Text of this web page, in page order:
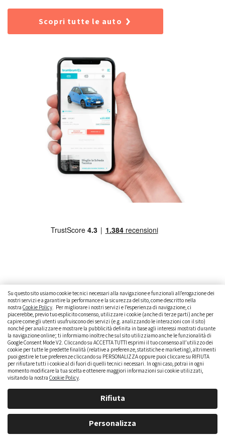
Su questo sito usiamo cookie tecnici necessari alla navigazione e funzionali all’erogazione dei
nostri servizi e a garantire la performance e la sicurezza del sito, come descritto nella
nostra Cookie Policy. Per migliorare i nostri servizi e l’esperienza di navigazione, ci
piacerebbe, previo tuo esplicito consenso, utilizzare i cookie (anche di terze parti) anche per
capire come gli utenti usufruiscono dei servizi (e.g. analizzando le interazioni con il sito)
nonché per analizzare e mostrare la pubblicità definita in base agli interessi mostrati durante
la navigazione online; ti informiamo inoltre che sul sito utilizziamo anche le funzionalità di
Google Consent Mode V2. Cliccando su ACCETTA TUTTI esprimi il tuo consenso all’utilizzo dei
cookie per tutte le predette finalità (relative a preferenze, statistiche e marketing), altrimenti
puoi gestire le tue preferenze cliccando su PERSONALIZZA oppure puoi cliccare su RIFIUTA
per rifiutare tutti i cookie al di fuori di quelli tecnici necessari. In ogni caso, potrai in ogni
momento modificare la tua scelta e ottenere maggiori informazioni sui cookie utilizzati,
visitando la nostra Cookie Policy.
Rifiuta
Personalizza
Scopri tutte le auto
CAMBIARE AUTO
GUIDA ALL’ACQUISTO
GUIDE PRATICHE
CURIOSITÀ
DATI ALLA MANO
DICE LA LEGGE
PARLIAMO DI NOI